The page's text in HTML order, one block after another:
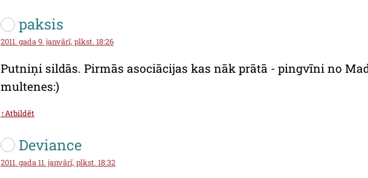
paksis
2011. gada 9. janvārī, plkst. 18:26
Putniņi sildās. Pirmās asociācijas kas nāk prātā - pingvīni no
multenes:)
↑Atbildēt
Deviance
2011. gada 11. janvārī, plkst. 18:32